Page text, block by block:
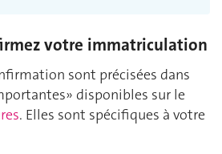
votre immatriculation
sont précisées dans
disponibles sur le
. Elles sont spécifiques à votre